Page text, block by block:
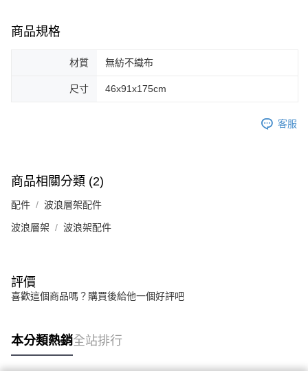
商品規格
材質 無紡不織布
尺寸 46x91x175cm
客服
商品相關分類 (2)
配件 波浪層架配件
波浪層架 波浪架配件
評價
喜歡這個商品嗎？購買後給他一個好評吧
本分類熱銷全站排行